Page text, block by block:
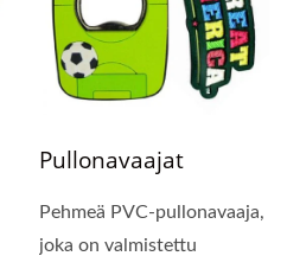
Pullonavaajat
Pehmeä PVC-pullonavaaja,
joka on valmistettu